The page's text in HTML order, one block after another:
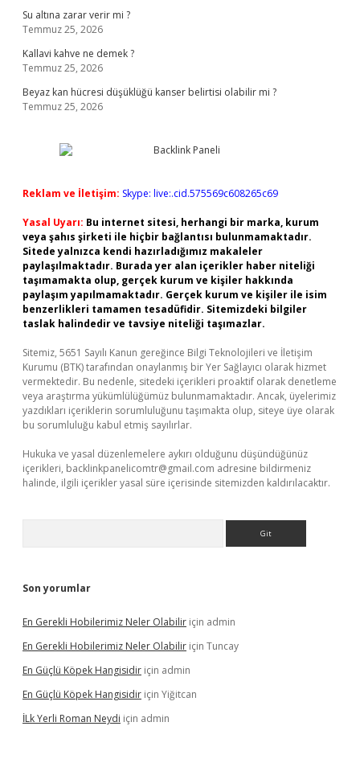
Su altına zarar verir mi ?
Temmuz 25, 2026
Kallavi kahve ne demek ?
Temmuz 25, 2026
Beyaz kan hücresi düşüklüğü kanser belirtisi olabilir mi ?
Temmuz 25, 2026
Reklam ve İletişim: Skype: live:.cid.575569c608265c69
Yasal Uyarı: Bu internet sitesi, herhangi bir marka, kurum
veya şahıs şirketi ile hiçbir bağlantısı bulunmamaktadır.
Sitede yalnızca kendi hazırladığımız makaleler
paylaşılmaktadır. Burada yer alan içerikler haber niteliği
taşımamakta olup, gerçek kurum ve kişiler hakkında
paylaşım yapılmamaktadır. Gerçek kurum ve kişiler ile isim
benzerlikleri tamamen tesadüfidir. Sitemizdeki bilgiler
taslak halindedir ve tavsiye niteliği taşımazlar.
Sitemiz, 5651 Sayılı Kanun gereğince Bilgi Teknolojileri ve İletişim
Kurumu (BTK) tarafından onaylanmış bir Yer Sağlayıcı olarak hizmet
vermektedir. Bu nedenle, sitedeki içerikleri proaktif olarak denetleme
veya araştırma yükümlülüğümüz bulunmamaktadır. Ancak, üyelerimiz
yazdıkları içeriklerin sorumluluğunu taşımakta olup, siteye üye olarak
bu sorumluluğu kabul etmiş sayılırlar.
Hukuka ve yasal düzenlemelere aykırı olduğunu düşündüğünüz
içerikleri, backlinkpanelicomtr@gmail.com adresine bildirmeniz
halinde, ilgili içerikler yasal süre içerisinde sitemizden kaldırılacaktır.
Son yorumlar
En Gerekli Hobilerimiz Neler Olabilir için admin
En Gerekli Hobilerimiz Neler Olabilir için Tuncay
En Güçlü Köpek Hangisidir için admin
En Güçlü Köpek Hangisidir için Yiğitcan
İLk Yerli Roman Neydi için admin